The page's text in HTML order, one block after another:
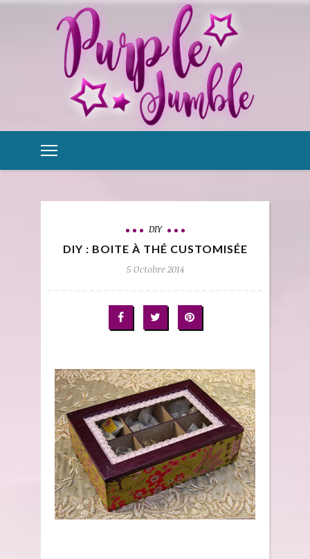
DIY
DIY : BOITE À THÉ CUSTOMISÉE
5 Octobre 2014